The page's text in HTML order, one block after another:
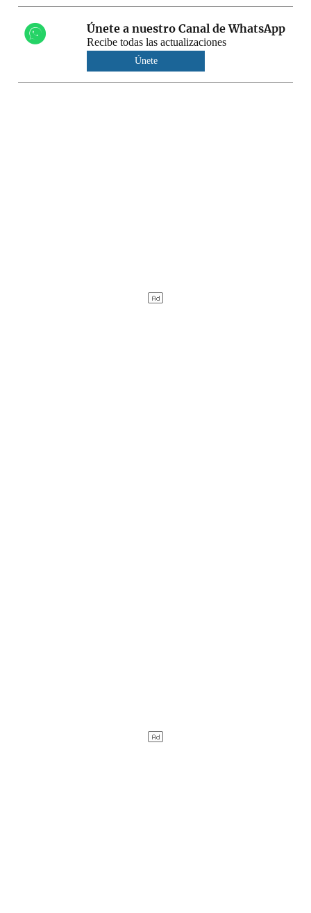
Únete a nuestro Canal de WhatsApp
Recibe todas las actualizaciones
Únete